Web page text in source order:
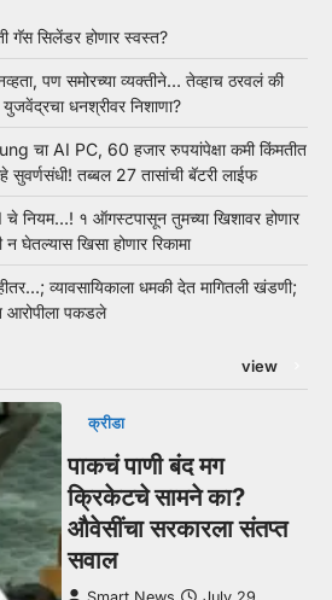
गॅस सिलेंडर होणार स्वस्त?
पण समोरच्या व्यक्तीने… तेव्हाच ठरवलं की
धनश्रीवर निशाणा?
चा AI PC, 60 हजार रुपयांपेक्षा कमी किंमतीत
सुवर्णसंधी! तब्बल 27 तासांची बॅटरी लाईफ
चे नियम…! १ ऑगस्टपासून तुमच्या खिशावर होणार
घेतल्यास खिसा होणार रिकामा
व्यावसायिकाला धमकी देत मागितली खंडणी;
आरोपीला पकडले
view
क्रीडा
पाकचं पाणी बंद मग
क्रिकेटचे सामने का?
औवेसींचा सरकारला संतप्त
सवाल